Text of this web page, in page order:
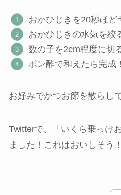
おかひじきを20秒ほど
おかひじきの水気を絞
数の子を2cm程度に切
ポン酢で和えたら完成！
お好みでかつお節を散らし
Twitterで、「いくら乗っけ
ました！これはおいしそう！